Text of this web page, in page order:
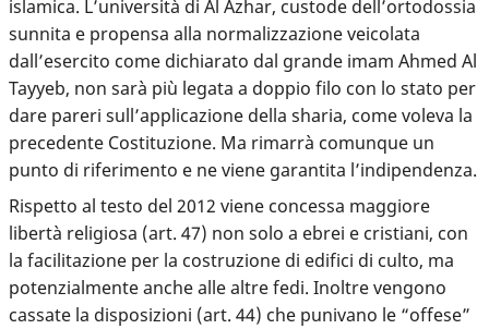
islamica. L’università di Al Azhar, custode dell’ortodossia
sunnita e propensa alla normalizzazione veicolata
dall’esercito come dichiarato dal grande imam Ahmed Al
Tayyeb, non sarà più legata a doppio filo con lo stato per
dare pareri sull’applicazione della sharia, come voleva la
precedente Costituzione. Ma rimarrà comunque un
punto di riferimento e ne viene garantita l’indipendenza.
Rispetto al testo del 2012 viene concessa maggiore
libertà religiosa (art. 47) non solo a ebrei e cristiani, con
la facilitazione per la costruzione di edifici di culto, ma
potenzialmente anche alle altre fedi. Inoltre vengono
cassate la disposizioni (art. 44) che punivano le “offese”